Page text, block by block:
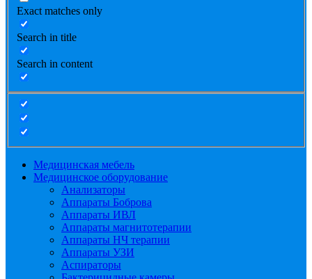
Exact matches only
Search in title
Search in content
Медицинская мебель
Медицинское оборудование
Анализаторы
Аппараты Боброва
Аппараты ИВЛ
Аппараты магнитотерапии
Аппараты НЧ терапии
Аппараты УЗИ
Аспираторы